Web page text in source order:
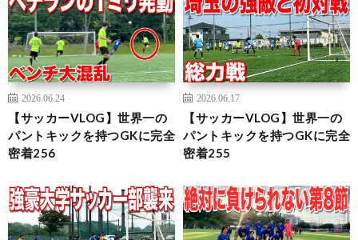
2026.06.24
【サッカーVLOG】世界一の
パントキックを持つGKに完全
密着256
2026.06.17
【サッカーVLOG】世界一の
パントキックを持つGKに完全
密着255